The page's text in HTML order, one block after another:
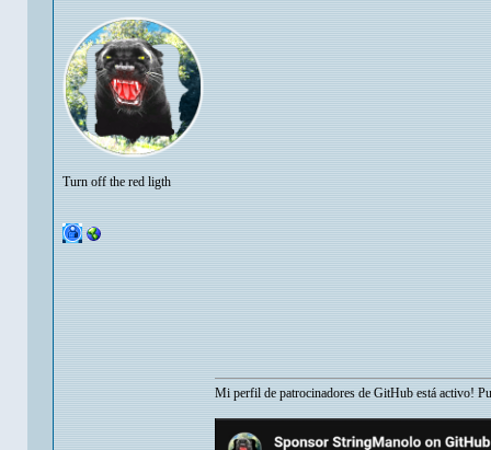
Turn off the red ligth
Mi perfil de patrocinadores de GitHub está activo!